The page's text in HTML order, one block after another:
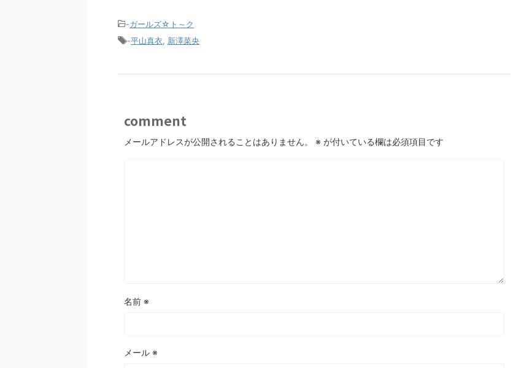
-ガールズ☆ト～ク
-平山真衣 新澤菜央
comment
メールアドレスが公開されることはありません。 ※ が付いている欄は必須項目です
名前 ※
メール ※